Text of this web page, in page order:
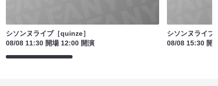
シソンヌライブ［quinze］
08/08 11:30 開場 12:00 開演
シソンヌライ
08/08 15:30 開